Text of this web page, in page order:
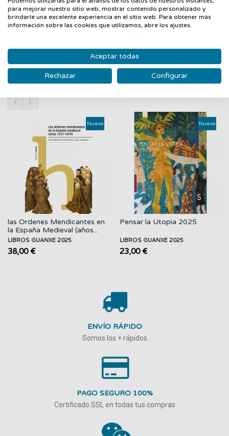
algunas de sus historias no te suenen tan lejanas, y que incluso
lleguen a plantear soluciones clásicas a problemas
contemporáneos.
PRODUCTOS RELACIONADOS
‹ ›
Nuevo
las Ordenes Mendicantes en
la España Medieval (años...
LIBROS GUANXE 2025
38,00 €
Nuevo
Pensar la Utopia 2025
LIBROS GUANXE 2025
23,00 €
ENVÍO RÁPIDO
Somos los + rápidos
PAGO SEGURO 100%
Certificado SSL en todas tus compras
para mejorar nuestro sitio web, mostrar contenido personalizado y
brindarle una excelente experiencia en el sitio web. Para obtener más
información sobre las cookies que utilizamos, abre los ajustes.
Aceptar todas
Rechazar Configurar